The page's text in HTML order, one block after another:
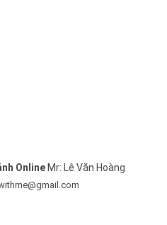
Online Mr: Lê Văn Hoàng